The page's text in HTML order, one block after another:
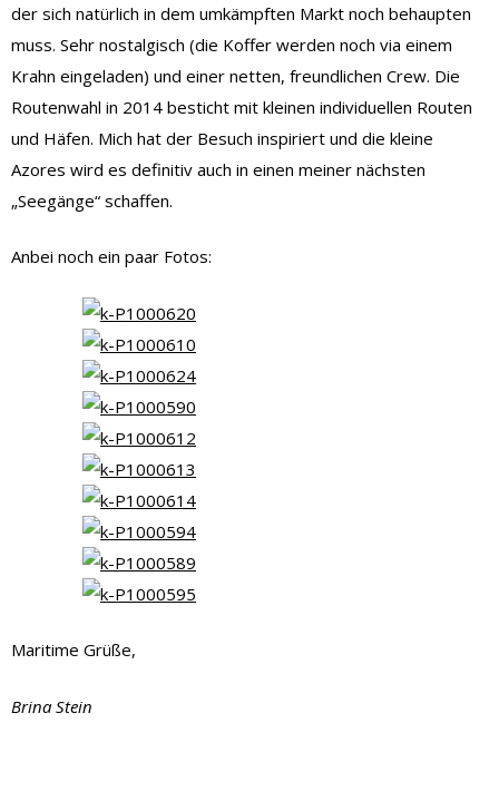
der sich natürlich in dem umkämpften Markt noch behaupten
muss. Sehr nostalgisch (die Koffer werden noch via einem
Krahn eingeladen) und einer netten, freundlichen Crew. Die
Routenwahl in 2014 besticht mit kleinen individuellen Routen
und Häfen. Mich hat der Besuch inspiriert und die kleine
Azores wird es definitiv auch in einen meiner nächsten
„Seegänge“ schaffen.
Anbei noch ein paar Fotos:
Maritime Grüße,
Brina Stein